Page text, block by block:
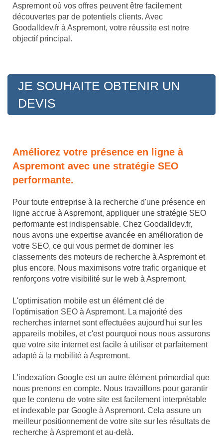
Aspremont où vos offres peuvent être facilement
découvertes par de potentiels clients. Avec
Goodalldev.fr à Aspremont, votre réussite est notre
objectif principal.
JE SOUHAITE OBTENIR UN
DEVIS
Améliorez votre présence en ligne à
Aspremont avec une stratégie SEO
performante.
Pour toute entreprise à la recherche d'une présence en
ligne accrue à Aspremont, appliquer une stratégie SEO
performante est indispensable. Chez Goodalldev.fr,
nous avons une expertise avancée en amélioration de
votre SEO, ce qui vous permet de dominer les
classements des moteurs de recherche à Aspremont et
plus encore. Nous maximisons votre trafic organique et
renforçons votre visibilité sur le web à Aspremont.
L'optimisation mobile est un élément clé de
l'optimisation SEO à Aspremont. La majorité des
recherches internet sont effectuées aujourd'hui sur les
appareils mobiles, et c'est pourquoi nous nous assurons
que votre site internet est facile à utiliser et parfaitement
adapté à la mobilité à Aspremont.
L'indexation Google est un autre élément primordial que
nous prenons en compte. Nous travaillons pour garantir
que le contenu de votre site est facilement interprétable
et indexable par Google à Aspremont. Cela assure un
meilleur positionnement de votre site sur les résultats de
recherche à Aspremont et au-delà.